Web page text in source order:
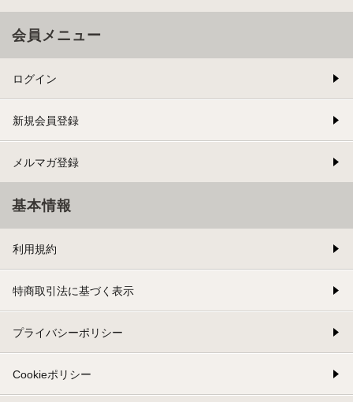
会員メニュー
ログイン
新規会員登録
メルマガ登録
基本情報
利用規約
特商取引法に基づく表示
プライバシーポリシー
Cookieポリシー